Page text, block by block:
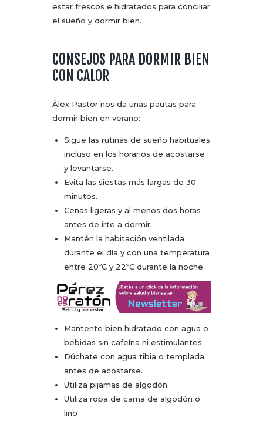
estar frescos e hidratados para conciliar
el sueño y dormir bien.
CONSEJOS PARA DORMIR BIEN
CON CALOR
Àlex Pastor nos da unas pautas para
dormir bien en verano:
Sigue las rutinas de sueño habituales
incluso en los horarios de acostarse
y levantarse.
Evita las siestas más largas de 30
minutos.
Cenas ligeras y al menos dos horas
antes de irte a dormir.
Mantén la habitación ventilada
durante el día y con una temperatura
entre 20ºC y 22ºC durante la noche.
Mantente bien hidratado con agua o
bebidas sin cafeína ni estimulantes.
Dúchate con agua tibia o templada
antes de acostarse.
Utiliza pijamas de algodón.
Utiliza ropa de cama de algodón o
lino